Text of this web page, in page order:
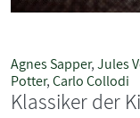
Agnes Sapper,Jules
Potter,Carlo Collodi
Klassiker der